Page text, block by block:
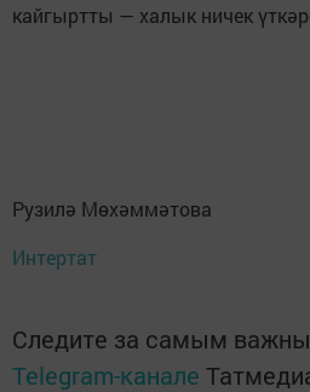
кайгыртты — халык ничек
Рузилә Мөхәммәтова
Интертат
Следите за самым
Telegram-канале